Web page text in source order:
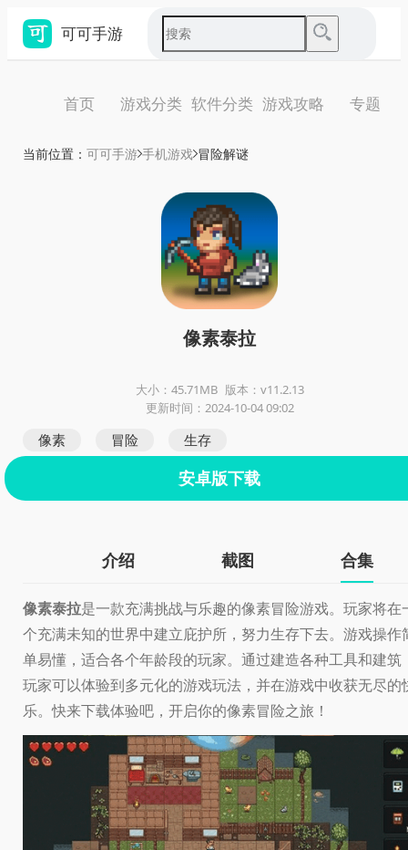
可可手游
首页 游戏分类 软件分类 游戏攻略 专题
当前位置： 可可手游 手机游戏 冒险解谜
像素泰拉
大小：45.71MB 版本：v11.2.13
更新时间：2024-10-04 09:02
像素 冒险 生存
安卓版下载
介绍 截图 合集
像素泰拉是一款充满挑战与乐趣的像素冒险游戏。玩家将在
个充满未知的世界中建立庇护所，努力生存下去。游戏操作
单易懂，适合各个年龄段的玩家。通过建造各种工具和建筑
玩家可以体验到多元化的游戏玩法，并在游戏中收获无尽的
乐。快来下载体验吧，开启你的像素冒险之旅！